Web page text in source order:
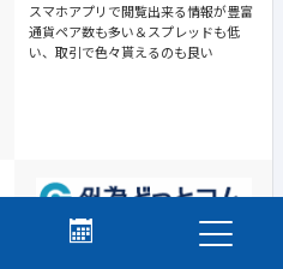
スマホアプリで閲覧出来る情報が豊富
通貨ペア数も多い＆スプレッドも低
い、取引で色々貰えるのも良い
外為どっとコム